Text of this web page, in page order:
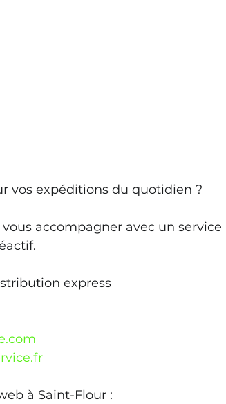
vos expéditions du quotidien ?
accompagner avec un
express
à Saint-Flour :